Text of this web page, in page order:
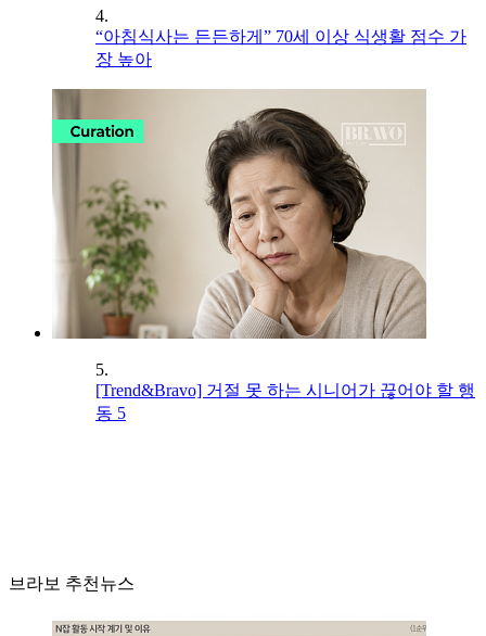
4.
“아침식사는 든든하게” 70세 이상 식생활 점수 가
장 높아
5.
[Trend&Bravo] 거절 못 하는 시니어가 끊어야 할 행
동 5
브라보 추천뉴스